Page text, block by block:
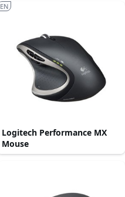
Logitech Performance MX
Mouse
EN